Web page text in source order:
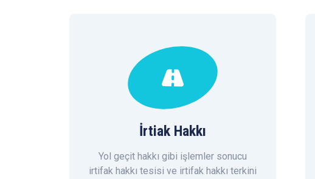
İrtiak Hakkı
Yol geçit hakkı gibi işlemler sonucu
irtifak hakkı tesisi ve irtifak hakkı terkini